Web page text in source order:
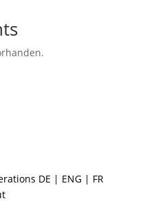
DE | ENG | FR